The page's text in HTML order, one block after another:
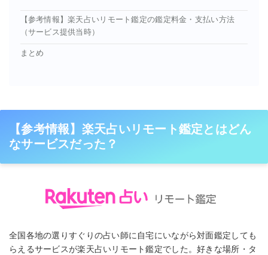
【参考情報】楽天占いリモート鑑定の鑑定料金・支払い方法
（サービス提供当時）
まとめ
【参考情報】楽天占いリモート鑑定とはどん
なサービスだった？
全国各地の選りすぐりの占い師に自宅にいながら対面鑑定しても
らえるサービスが楽天占いリモート鑑定でした。好きな場所・タ